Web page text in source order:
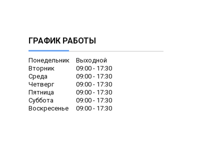
ГРАФИК РАБОТЫ
Понедельник
Выходной
Вторник
09:00
17:30
Среда
09:00
17:30
Четверг
09:00
17:30
Пятница
09:00
17:30
Суббота
09:00
17:30
Воскресенье
09:00 17:30